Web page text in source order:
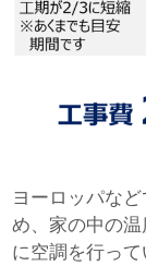
ヨーロッパな
め、家の中の
に空調を行って